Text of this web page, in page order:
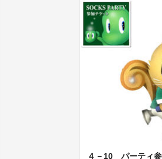
４－10 パーティ参